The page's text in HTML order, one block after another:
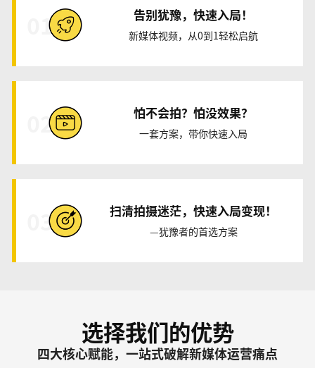
01 告别犹豫，快速入局！
新媒体视频，从0到1轻松启航
02 怕不会拍？怕没效果？
一套方案，带你快速入局
03 扫清拍摄迷茫，快速入局变现！
—犹豫者的首选方案
选择我们的优势
四大核心赋能，一站式破解新媒体运营痛点